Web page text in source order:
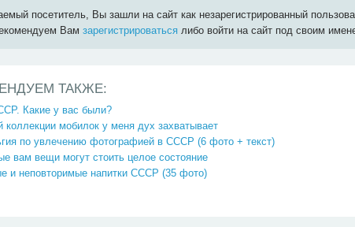
посетитель, Вы зашли на сайт как незарегистрированный
Вамзарегистрироваться либо войти на сайт под своим
ТАКЖЕ:
Какие у вас были?
коллекции мобилок у меня дух захватывает
по увлечению фотографией в СССР (6 фото + текст)
вам вещи могут стоить целое состояние
и неповторимые напитки СССР (35 фото)